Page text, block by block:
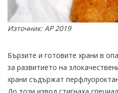
Източник: AP 2019
Бързите и готовите храни в
за развитието на
храни съдържат